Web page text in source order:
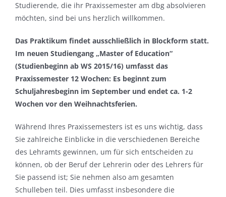
Studierende, die ihr Praxissemester am dbg absolvieren
möchten, sind bei uns herzlich willkommen.
Das Praktikum findet ausschließlich in Blockform statt.
Im neuen Studiengang „Master of Education“
(Studienbeginn ab WS 2015/16) umfasst das
Praxissemester 12 Wochen: Es beginnt zum
Schuljahresbeginn im September und endet ca. 1-2
Wochen vor den Weihnachtsferien.
Während Ihres Praxissemesters ist es uns wichtig, dass
Sie zahlreiche Einblicke in die verschiedenen Bereiche
des Lehramts gewinnen, um für sich entscheiden zu
können, ob der Beruf der Lehrerin oder des Lehrers für
Sie passend ist; Sie nehmen also am gesamten
Schulleben teil. Dies umfasst insbesondere die